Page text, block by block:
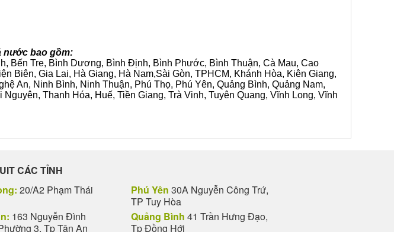
nước bao gồm:
Bến Tre, Bình Dương, Bình Định, Bình Phước, Bình Thuận, Cà Mau, Cao
Gia Lai, Hà Giang, Hà Nam,Sài Gòn, TPHCM, Khánh Hòa, Kiên Giang,
An, Ninh Bình, Ninh Thuận, Phú Thọ, Phú Yên, Quảng Bình, Quảng Nam,
Thanh Hóa, Huế, Tiền Giang, Trà Vinh, Tuyên Quang, Vĩnh Long, Vĩnh
CÁC TỈNH
20/A2 Phạm Thái
163 Nguyễn Đình
3, Tp Tân An
Phú Yên 30A Nguyễn Công Trứ,
TP Tuy Hòa
Quảng Bình 41 Trần Hưng Đạo,
Tp Đồng Hới